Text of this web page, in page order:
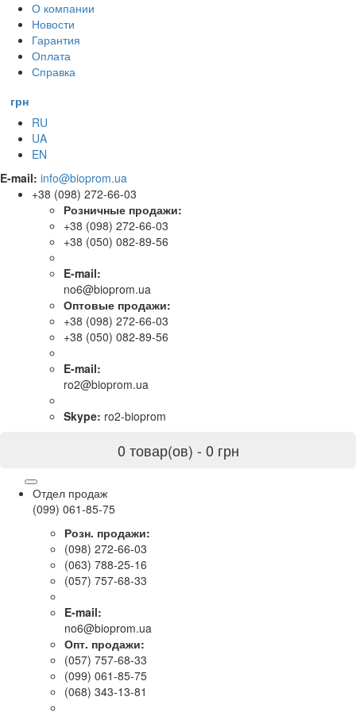
О компании
Новости
Гарантия
Оплата
Справка
грн
RU
UA
EN
E-mail: info@bioprom.ua
+38 (098) 272-66-03
Розничные продажи:
+38 (098) 272-66-03
+38 (050) 082-89-56
E-mail:
no6@bioprom.ua
Оптовые продажи:
+38 (098) 272-66-03
+38 (050) 082-89-56
E-mail:
ro2@bioprom.ua
Skype: ro2-bioprom
0 товар(ов) - 0 грн
Отдел продаж
(099) 061-85-75
Розн. продажи:
(098) 272-66-03
(063) 788-25-16
(057) 757-68-33
E-mail:
no6@bioprom.ua
Опт. продажи:
(057) 757-68-33
(099) 061-85-75
(068) 343-13-81